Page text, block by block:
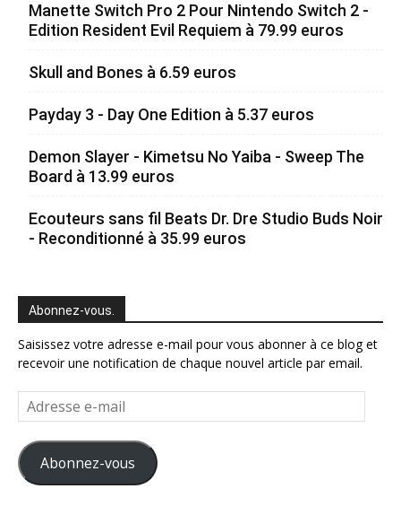
Manette Switch Pro 2 Pour Nintendo Switch 2 -
Edition Resident Evil Requiem à 79.99 euros
Skull and Bones à 6.59 euros
Payday 3 - Day One Edition à 5.37 euros
Demon Slayer - Kimetsu No Yaiba - Sweep The
Board à 13.99 euros
Ecouteurs sans fil Beats Dr. Dre Studio Buds Noir
- Reconditionné à 35.99 euros
Abonnez-vous.
Saisissez votre adresse e-mail pour vous abonner à ce blog et
recevoir une notification de chaque nouvel article par email.
Adresse
e-
mail
Abonnez-vous